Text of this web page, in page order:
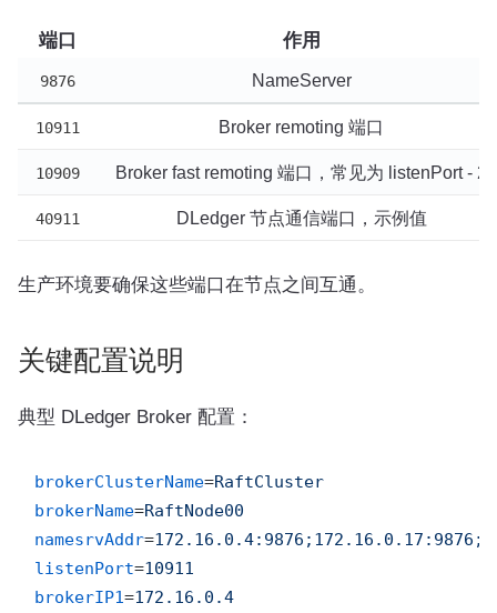
端口 作用
9876 NameServer
10911 Broker remoting 端口
10909 Broker fast remoting 端口，常见为 listenPort - 2
40911 DLedger 节点通信端口，示例值
生产环境要确保这些端口在节点之间互通。
关键配置说明
典型 DLedger Broker 配置：
brokerClusterName=RaftCluster
brokerName=RaftNode00
namesrvAddr=
listenPort=10911
brokerIP1=172.16.0.4